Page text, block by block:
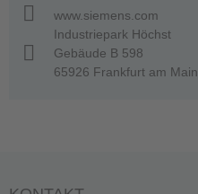
www.siemens.com
Industriepark Höchst
Gebäude B 598
65926 Frankfurt am Main